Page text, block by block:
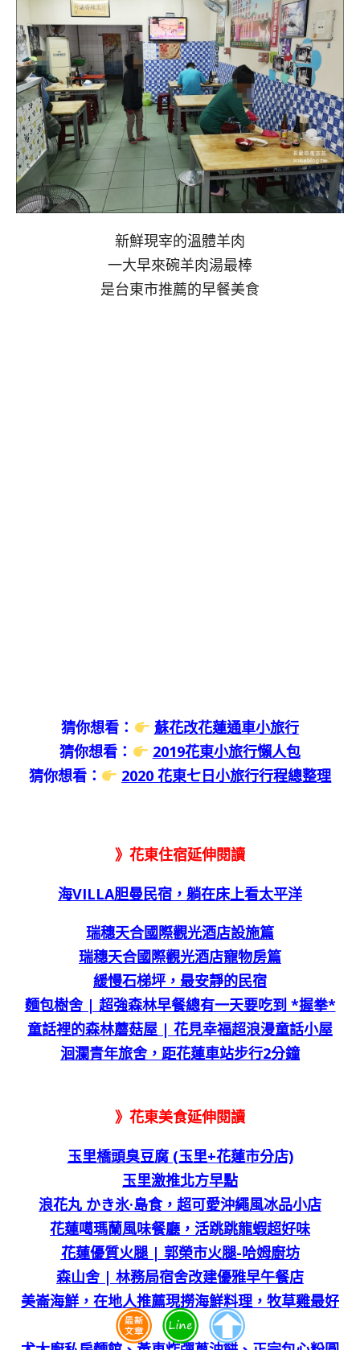
新鮮現宰的溫體羊肉
一大早來碗羊肉湯最棒
是台東市推薦的早餐美食
猜你想看：
蘇花改花蓮通車小旅行
猜你想看：
2019花東小旅行懶人包
猜你想看：
2020 花東七日小旅行行程總整理
》花東住宿延伸閱讀
海VILLA胆曼民宿，躺在床上看太平洋
瑞穗天合國際觀光酒店設施篇
瑞穗天合國際觀光酒店寵物房篇
緩慢石梯坪，最安靜的民宿
麵包樹舍 | 超強森林早餐總有一天要吃到 *握拳*
童話裡的森林蘑菇屋 | 花見幸福超浪漫童話小屋
洄瀾青年旅舍，距花蓮車站步行2分鐘
》花東美食延伸閱讀
玉里橋頭臭豆腐 (玉里+花蓮市分店)
玉里激推北方早點
浪花丸 かき氷·島食，超可愛沖繩風冰品小店
花蓮噶瑪蘭風味餐廳，活跳跳龍蝦超好味
花蓮優質火腿 | 郭榮市火腿-哈姆廚坊
森山舍 | 林務局宿舍改建優雅早午餐店
美崙海鮮， 在地人推薦現撈海鮮料理，牧草雞最好
吃！